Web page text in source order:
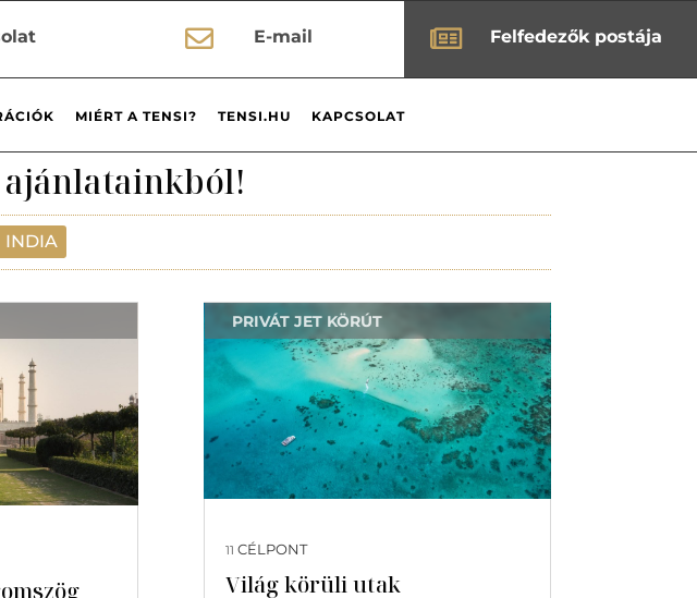
 Felfedezők postája
 E-mail
MIÉRT A TENSI? TENSI.HU KAPCSOLAT
ajánlatainkból!
INDIA
Világ körüli utak
11 CÉLPONT
PRIVÁT JET KÖRÚT